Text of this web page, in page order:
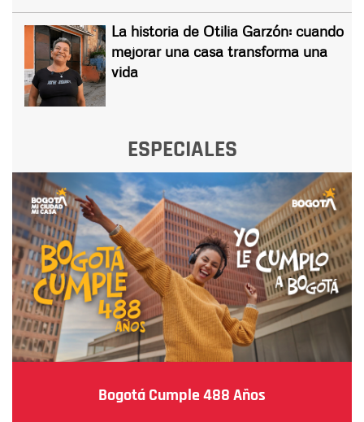
La historia de Otilia Garzón: cuando
mejorar una casa transforma una
vida
ESPECIALES
Bogotá Cumple 488 Años